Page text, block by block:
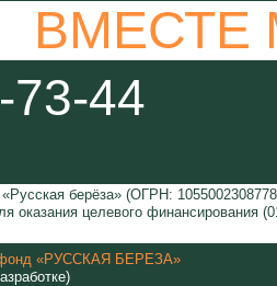
73-44
берёза» (ОГРН:
оказания целевого
фонд «РУССКАЯ БЕРЕЗА»